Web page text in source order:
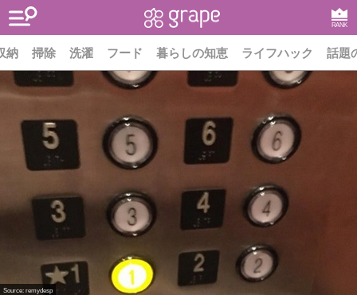
RANK
納 掃除 洗濯 フード 暮らしの知恵 ライフハック 話題
Source: remydesp